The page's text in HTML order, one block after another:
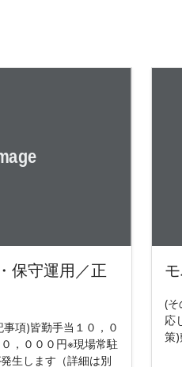
保守運用／正
項)皆勤手当１０，０
，０００円※現場常駐
生します（詳細は別
(
応
策